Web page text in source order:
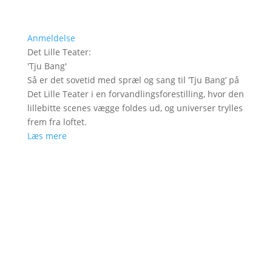
Anmeldelse
Det Lille Teater:
'Tju Bang'
Så er det sovetid med spræl og sang til ’Tju Bang’ på
Det Lille Teater i en forvandlingsforestilling, hvor den
lillebitte scenes vægge foldes ud, og universer trylles
frem fra loftet.
Læs mere